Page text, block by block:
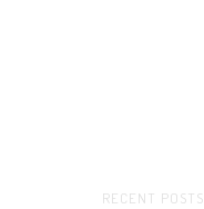
RECENT POSTS